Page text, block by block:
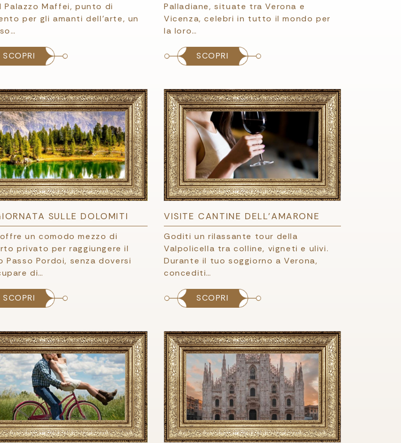
Palazzo Maffei, punto di
per gli amanti dell’arte, un
SCOPRI
Palladiane, situate tra Verona e
Vicenza, celebri in tutto il mondo per
la loro…
SCOPRI
SULLE DOLOMITI
un comodo mezzo di
privato per raggiungere il
Passo Pordoi, senza doversi
di…
SCOPRI
VISITE CANTINE DELL'AMARONE
Goditi un rilassante tour della
Valpolicella tra colline, vigneti e ulivi.
Durante il tuo soggiorno a Verona,
concediti…
SCOPRI